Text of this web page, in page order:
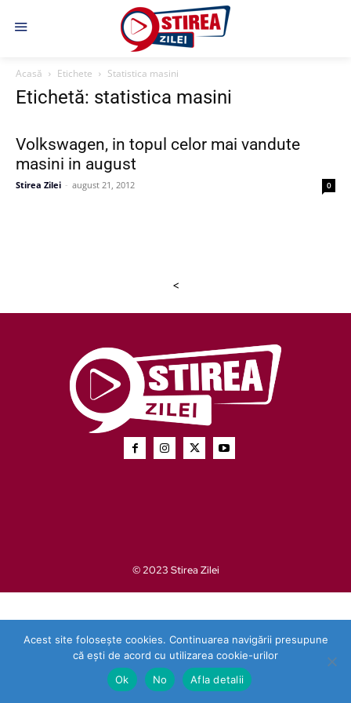
Acasă Etichete Statistica masini
Etichetă: statistica masini
Volkswagen, in topul celor mai vandute
masini in august
Stirea Zilei - august 21, 2012 0
<
© 2023 Stirea Zilei
Acest site folosește cookies. Continuarea navigării presupune
că ești de acord cu utilizarea cookie-urilor
Ok
No Afla detalii